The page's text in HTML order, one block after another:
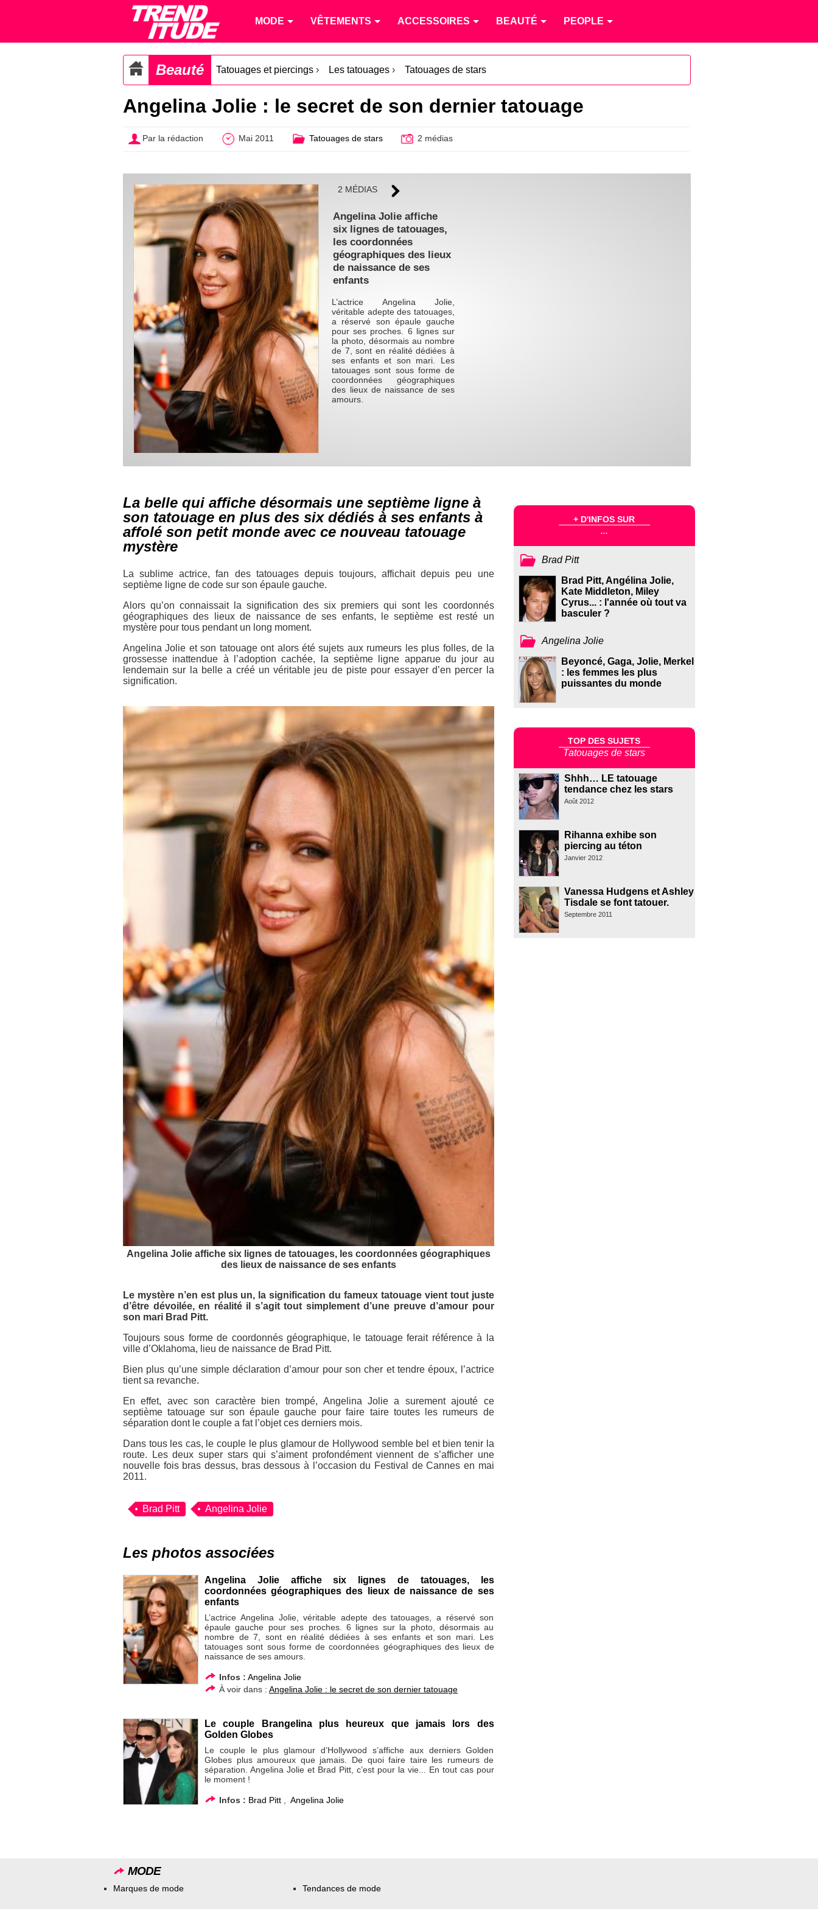
MODE VÊTEMENTS ACCESSOIRES BEAUTÉ PEOPLE
Beauté Tatouages et piercings › Les tatouages › Tatouages de stars
Angelina Jolie : le secret de son dernier tatouage
Par la rédaction Mai 2011 Tatouages de stars 2 médias
2 MÉDIAS
Angelina Jolie affiche
six lignes de tatouages,
les coordonnées
géographiques des lieux
de naissance de ses
enfants
L’actrice Angelina Jolie,
véritable adepte des tatouages,
a réservé son épaule gauche
pour ses proches. 6 lignes sur
la photo, désormais au nombre
de 7, sont en réalité dédiées à
ses enfants et son mari. Les
tatouages sont sous forme de
coordonnées géographiques
des lieux de naissance de ses
amours.
La belle qui affiche désormais une septième ligne à
son tatouage en plus des six dédiés à ses enfants à
affolé son petit monde avec ce nouveau tatouage
mystère
La sublime actrice, fan des tatouages depuis toujours, affichait depuis peu une
septième ligne de code sur son épaule gauche.
Alors qu’on connaissait la signification des six premiers qui sont les coordonnés
géographiques des lieux de naissance de ses enfants, le septième est resté un
mystère pour tous pendant un long moment.
Angelina Jolie et son tatouage ont alors été sujets aux rumeurs les plus folles, de la
grossesse inattendue à l’adoption cachée, la septième ligne apparue du jour au
lendemain sur la belle a créé un véritable jeu de piste pour essayer d’en percer la
signification.
Angelina Jolie affiche six lignes de tatouages, les coordonnées géographiques
des lieux de naissance de ses enfants
Le mystère n’en est plus un, la signification du fameux tatouage vient tout juste
d’être dévoilée, en réalité il s’agit tout simplement d’une preuve d’amour pour
son mari Brad Pitt.
Toujours sous forme de coordonnés géographique, le tatouage ferait référence à la
ville d’Oklahoma, lieu de naissance de Brad Pitt.
Bien plus qu’une simple déclaration d’amour pour son cher et tendre époux, l’actrice
tient sa revanche.
En effet, avec son caractère bien trompé, Angelina Jolie a surement ajouté ce
septième tatouage sur son épaule gauche pour faire taire toutes les rumeurs de
séparation dont le couple a fat l’objet ces derniers mois.
Dans tous les cas, le couple le plus glamour de Hollywood semble bel et bien tenir la
route. Les deux super stars qui s’aiment profondément viennent de s’afficher une
nouvelle fois bras dessus, bras dessous à l’occasion du Festival de Cannes en mai
2011.
Brad Pitt Angelina Jolie
Les photos associées
Angelina Jolie affiche six lignes de tatouages, les
coordonnées géographiques des lieux de naissance de ses
enfants
L’actrice Angelina Jolie, véritable adepte des tatouages, a réservé son
épaule gauche pour ses proches. 6 lignes sur la photo, désormais au
nombre de 7, sont en réalité dédiées à ses enfants et son mari. Les
tatouages sont sous forme de coordonnées géographiques des lieux de
naissance de ses amours.
Infos : Angelina Jolie
À voir dans :Angelina Jolie : le secret de son dernier tatouage
Le couple Brangelina plus heureux que jamais lors des
Golden Globes
Le couple le plus glamour d’Hollywood s’affiche aux derniers Golden
Globes plus amoureux que jamais. De quoi faire taire les rumeurs de
séparation. Angelina Jolie et Brad Pitt, c’est pour la vie... En tout cas pour
le moment !
Infos : Brad Pitt ,Angelina Jolie
+ D'INFOS SUR
...
Brad Pitt
Brad Pitt, Angélina Jolie,
Kate Middleton, Miley
Cyrus... : l'année où tout va
basculer ?
Angelina Jolie
Beyoncé, Gaga, Jolie, Merkel
: les femmes les plus
puissantes du monde
TOP DES SUJETS
Tatouages de stars
Shhh… LE tatouage
tendance chez les stars
Août 2012
Rihanna exhibe son
piercing au téton
Janvier 2012
Vanessa Hudgens et Ashley
Tisdale se font tatouer.
Septembre 2011
MODE
Marques de mode Tendances de mode